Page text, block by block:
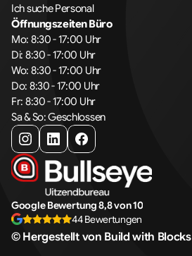
Ich suche Personal
Öffnungszeiten Büro
Mo: 8:30 - 17:00 Uhr
Di: 8:30 - 17:00 Uhr
Wo: 8:30 - 17:00 Uhr
Do: 8:30 - 17:00 Uhr
Fr: 8:30 - 17:00 Uhr
Sa & So: Geschlossen
Google Bewertung 8,8 von 10
44 Bewertungen
© Hergestellt von Build with Blocks